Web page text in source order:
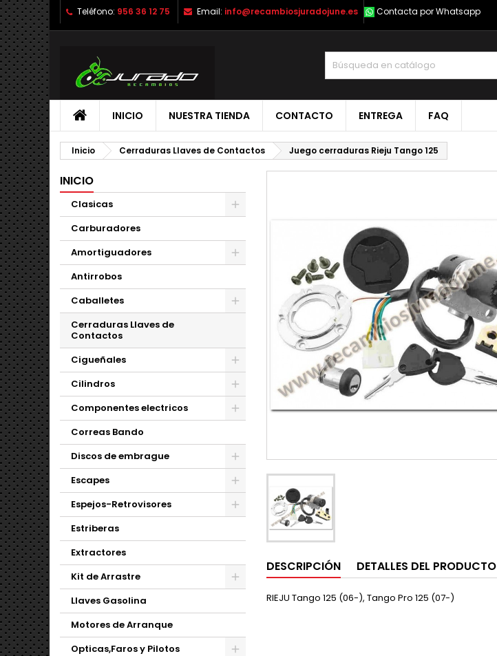
Teléfono: 956 36 12 75 Email: info@recambiosjuradojune.es Contacta por Whatsapp
INICIO NUESTRA TIENDA CONTACTO ENTREGA FAQ
Inicio Cerraduras Llaves de Contactos Juego cerraduras Rieju Tango 125
INICIO
Clasicas
Carburadores
Amortiguadores
Antirrobos
Caballetes
Cerraduras Llaves de
Contactos
Cigueñales
Cilindros
Componentes electricos
Correas Bando
Discos de embrague
Escapes
Espejos-Retrovisores
Estriberas
Extractores
Kit de Arrastre
Llaves Gasolina
Motores de Arranque
Opticas,Faros y Pilotos
DESCRIPCIÓN DETALLES DEL PRODUCTO
RIEJU Tango 125 (06-), Tango Pro 125 (07-)